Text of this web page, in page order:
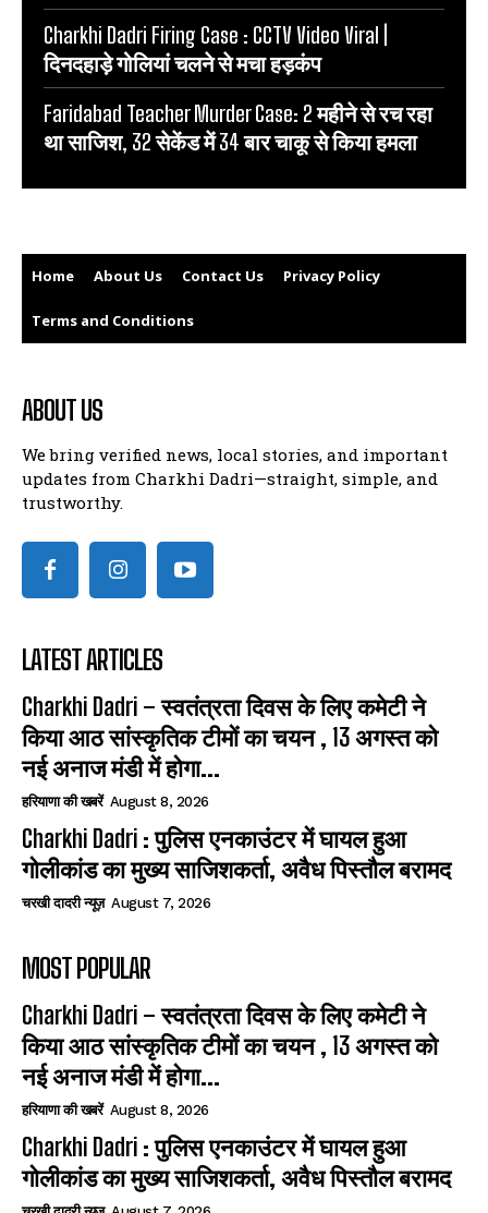
Charkhi Dadri Firing Case : CCTV Video Viral |
दिनदहाड़े गोलियां चलने से मचा हड़कंप
Faridabad Teacher Murder Case: 2 महीने से रच रहा
था साजिश, 32 सेकेंड में 34 बार चाकू से किया हमला
Home About Us Contact Us Privacy Policy
Terms and Conditions
ABOUT US
We bring verified news, local stories, and important
updates from Charkhi Dadri—straight, simple, and
trustworthy.
LATEST ARTICLES
Charkhi Dadri – स्वतंत्रता दिवस के लिए कमेटी ने
किया आठ सांस्कृतिक टीमों का चयन , 13 अगस्त को
नई अनाज मंडी में होगा...
हरियाणा की खबरें August 8, 2026
Charkhi Dadri : पुलिस एनकाउंटर में घायल हुआ
गोलीकांड का मुख्य साजिशकर्ता, अवैध पिस्तौल बरामद
चरखी दादरी न्यूज़ August 7, 2026
MOST POPULAR
Charkhi Dadri – स्वतंत्रता दिवस के लिए कमेटी ने
किया आठ सांस्कृतिक टीमों का चयन , 13 अगस्त को
नई अनाज मंडी में होगा...
हरियाणा की खबरें August 8, 2026
Charkhi Dadri : पुलिस एनकाउंटर में घायल हुआ
गोलीकांड का मुख्य साजिशकर्ता, अवैध पिस्तौल बरामद